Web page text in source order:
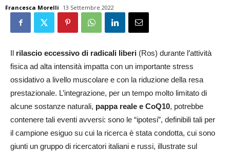
Francesca Morelli 13 Settembre 2022
Il rilascio eccessivo di radicali liberi (Ros) durante l’attività
fisica ad alta intensità impatta con un importante stress
ossidativo a livello muscolare e con la riduzione della resa
prestazionale. L’integrazione, per un tempo molto limitato di
alcune sostanze naturali, pappa reale e CoQ10, potrebbe
contenere tali eventi avversi: sono le “ipotesi”, definibili tali per
il campione esiguo su cui la ricerca è stata condotta, cui sono
giunti un gruppo di ricercatori italiani e russi, illustrate sul